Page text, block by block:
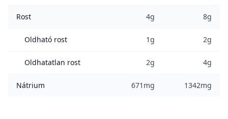
Rost 4g 8g
Oldható rost 1g 2g
Oldhatatlan rost 2g 4g
Nátrium 671mg 1342mg